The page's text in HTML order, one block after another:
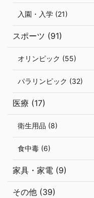
入園・入学 (21)
スポーツ (91)
オリンピック (55)
パラリンピック (32)
医療 (17)
衛生用品 (8)
食中毒 (6)
家具・家電 (9)
その他 (39)